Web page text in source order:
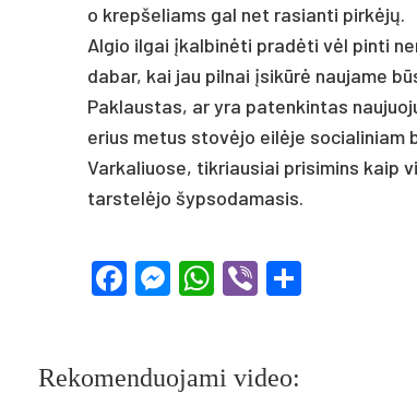
o krepšeliams gal net rasianti pirkėjų.
Algio ilgai įkalbinėti pradėti vėl pinti
dabar, kai jau pilnai įsikūrė naujame
Paklaustas, ar yra patenkintas
erius metus stovėjo eilėje socialiniam
Varkaliuose, tikriausiai prisimins kaip
tarstelėjo šypsodamasis.
Facebook
Messenger
WhatsApp
Viber
Rekomenduojami video: